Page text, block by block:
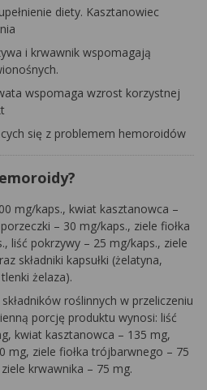
diety. Kasztanowiec
i krwawnik wspomagają
wspomaga wzrost korzystnej
się z problemem hemoroidów
mg/kaps., kwiat kasztanowca –
– 30 mg/kaps., ziele fiołka
liść pokrzywy – 25 mg/kaps., ziele
składniki kapsułki (żelatyna,
żelaza).
roślinnych w przeliczeniu
porcję produktu wynosi: liść
kwiat kasztanowca – 135 mg,
mg, ziele fiołka trójbarwnego – 75
krwawnika – 75 mg.